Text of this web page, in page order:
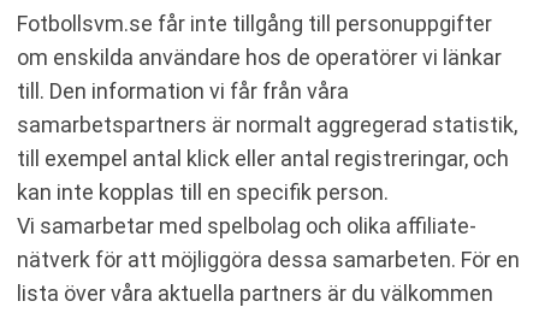
Fotbollsvm.se får inte tillgång till personuppgifter
om enskilda användare hos de operatörer vi länkar
till. Den information vi får från våra
samarbetspartners är normalt aggregerad statistik,
till exempel antal klick eller antal registreringar, och
kan inte kopplas till en specifik person.
Vi samarbetar med spelbolag och olika affiliate-
nätverk för att möjliggöra dessa samarbeten. För en
lista över våra aktuella partners är du välkommen